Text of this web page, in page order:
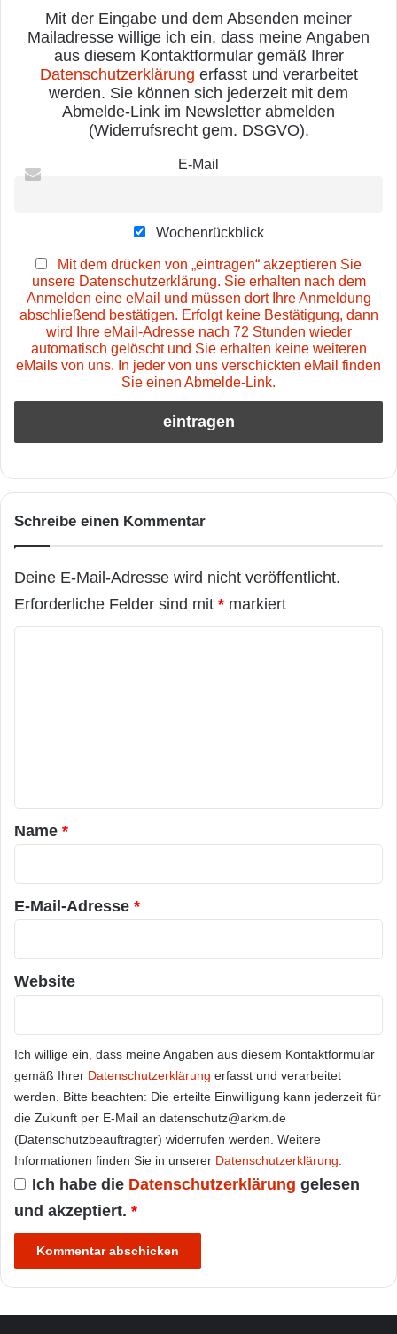
Mit der Eingabe und dem Absenden meiner
Mailadresse willige ich ein, dass meine Angaben
aus diesem Kontaktformular gemäß Ihrer
Datenschutzerklärung erfasst und verarbeitet
werden. Sie können sich jederzeit mit dem
Abmelde-Link im Newsletter abmelden
(Widerrufsrecht gem. DSGVO).
E-Mail
Wochenrückblick
Mit dem drücken von „eintragen“ akzeptieren Sie
unsere Datenschutzerklärung. Sie erhalten nach dem
Anmelden eine eMail und müssen dort Ihre Anmeldung
abschließend bestätigen. Erfolgt keine Bestätigung, dann
wird Ihre eMail-Adresse nach 72 Stunden wieder
automatisch gelöscht und Sie erhalten keine weiteren
eMails von uns. In jeder von uns verschickten eMail finden
Sie einen Abmelde-Link.
Schreibe einen Kommentar
Deine E-Mail-Adresse wird nicht veröffentlicht.
Erforderliche Felder sind mit * markiert
a
r
*
Name *
E-Mail-Adresse *
Website
Ich willige ein, dass meine Angaben aus diesem Kontaktformular
gemäß Ihrer Datenschutzerklärung erfasst und verarbeitet
werden. Bitte beachten: Die erteilte Einwilligung kann jederzeit für
die Zukunft per E-Mail an datenschutz@arkm.de
(Datenschutzbeauftragter) widerrufen werden. Weitere
Informationen finden Sie in unserer Datenschutzerklärung
Ich habe die Datenschutzerklärung gelesen
und akzeptiert. *